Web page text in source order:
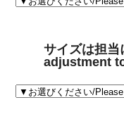
サイズは担
adjustment